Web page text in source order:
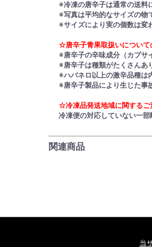
※冷凍の唐辛子は通常の送料
※写真は平均的なサイズの物
※サイズにより実の個数は変
☆唐辛子青果取扱いについて
※唐辛子の辛味成分（カプサ
※唐辛子は種類がたくさんあ
※ハバネロ以上の激辛品種は
※唐辛子製品により生じた事
☆冷凍品発送地域に関するご
冷凍便の対応していない一
関連商品
当